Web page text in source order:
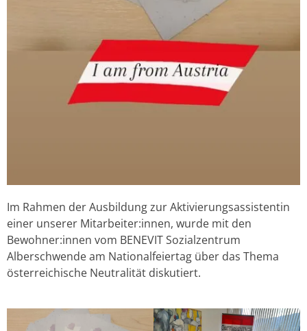
Im Rahmen der Ausbildung zur Aktivierungsassistentin
einer unserer Mitarbeiter:innen, wurde mit den
Bewohner:innen vom BENEVIT Sozialzentrum
Alberschwende am Nationalfeiertag über das Thema
österreichische Neutralität diskutiert.